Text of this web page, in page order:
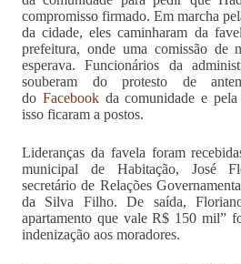
compromisso firmado. Em marcha
da cidade, eles caminharam da
prefeitura, onde uma comissão de
esperava. Funcionários da
souberam do protesto de
do Facebookda comunidade e pela
isso ficaram a postos.
Lideranças da favela foram
municipal de Habitação, José
secretário de Relações
da Silva Filho. De saída,
apartamento que vale R$ 150 mil”
indenização aos moradores.